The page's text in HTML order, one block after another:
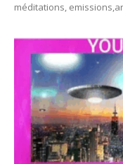
méditations,